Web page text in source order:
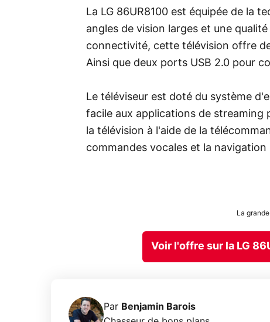
La LG 86UR8100 est équipée de la
angles de vision larges et une
connectivité, cette télévision offre
Ainsi que deux ports USB 2.0 pour
Le téléviseur est doté du système
facile aux applications de streaming
la télévision à l'aide de la
commandes vocales et la navigation
La
Voir l'offre sur la LG
Par Benjamin Barois